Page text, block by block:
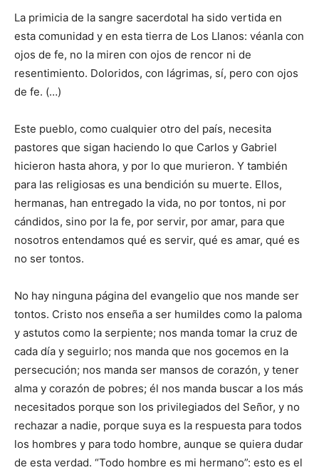
La primicia de la sangre sacerdotal ha sido vertida en
esta comunidad y en esta tierra de Los Llanos: véanla con
ojos de fe, no la miren con ojos de rencor ni de
resentimiento. Doloridos, con lágrimas, sí, pero con ojos
de fe. (…)
Este pueblo, como cualquier otro del país, necesita
pastores que sigan haciendo lo que Carlos y Gabriel
hicieron hasta ahora, y por lo que murieron. Y también
para las religiosas es una bendición su muerte. Ellos,
hermanas, han entregado la vida, no por tontos, ni por
cándidos, sino por la fe, por servir, por amar, para que
nosotros entendamos qué es servir, qué es amar, qué es
no ser tontos.
No hay ninguna página del evangelio que nos mande ser
tontos. Cristo nos enseña a ser humildes como la paloma
y astutos como la serpiente; nos manda tomar la cruz de
cada día y seguirlo; nos manda que nos gocemos en la
persecución; nos manda ser mansos de corazón, y tener
alma y corazón de pobres; él nos manda buscar a los más
necesitados porque son los privilegiados del Señor, y no
rechazar a nadie, porque suya es la respuesta para todos
los hombres y para todo hombre, aunque se quiera dudar
de esta verdad. “Todo hombre es mi hermano”: esto es el